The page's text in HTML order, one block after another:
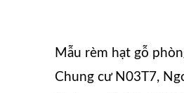
Mẫu rèm hạt gỗ
Chung cư N03T7,